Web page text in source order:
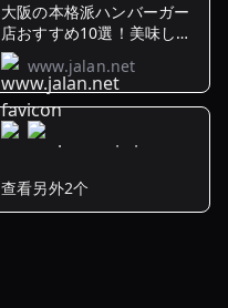
大阪の本格派ハンバーガー
店おすすめ10選！美味しく
て ...
www.jalan.net
大
查看另外2个